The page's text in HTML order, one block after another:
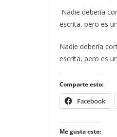
Nadie debería
escrita, pero es
​Nadie debería
escrita, pero es
Comparte esto:
Facebook
Me gusta esto: